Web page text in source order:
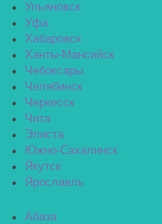
Ульяновск
Уфа
Хабаровск
Ханты-Мансийск
Чебоксары
Челябинск
Черкесск
Чита
Элиста
Южно-Сахалинск
Якутск
Ярославль
Абаза